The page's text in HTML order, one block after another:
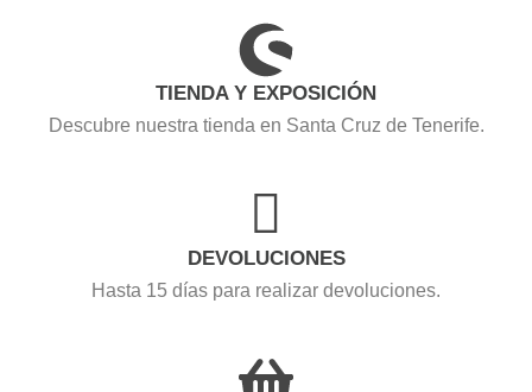
TIENDA Y EXPOSICIÓN
Descubre nuestra tienda en Santa Cruz de Tenerife.
DEVOLUCIONES
Hasta 15 días para realizar devoluciones.